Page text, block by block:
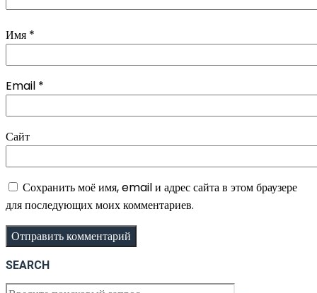
Имя *
Email *
Сайт
Сохранить моё имя, email и адрес сайта в этом браузере
для последующих моих комментариев.
SEARCH